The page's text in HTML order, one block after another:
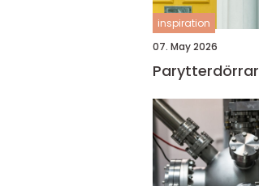
inspiration
07. May 2026
Parytterdörrar